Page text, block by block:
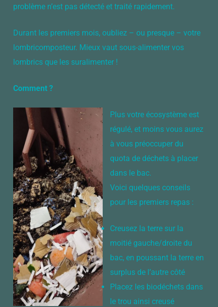
problème n’est pas détecté et traité rapidement.
Durant les premiers mois, oubliez – ou presque – votre
lombricomposteur. Mieux vaut sous-alimenter vos
lombrics que les suralimenter !
Comment ?
Plus votre écosystème est
régulé, et moins vous aurez
à vous préoccuper du
quota de déchets à placer
dans le bac.
Voici quelques conseils
pour les premiers repas :
Creusez la terre sur la
moitié gauche/droite du
bac, en poussant la terre en
surplus de l’autre côté
Placez les biodéchets dans
le trou ainsi creusé